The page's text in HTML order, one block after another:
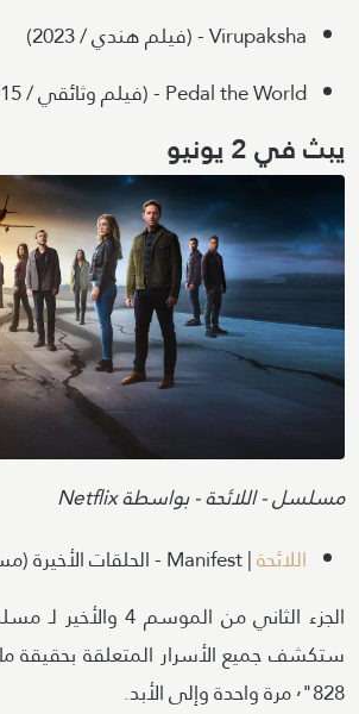
Virupaksha - (فيلم هندي / 2023)
Pedal the World - (فيلم وثائقي / 2015)
يبث في 2 يونيو
Image
Attribution
مسلسل - اللائحة - بواسطة Netflix
اللائحة| Manifest - الحلقات الأخيرة (مسلسل أصلي)
الجزء الثاني من الموسم
ستكشف جميع الأسرار المتعلقة بحقيقة
828"٬ مرة واحدة وإلى الأبد.